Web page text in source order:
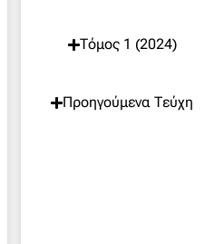
Τόμος 1 (2024)
Προηγούμενα Τεύχη